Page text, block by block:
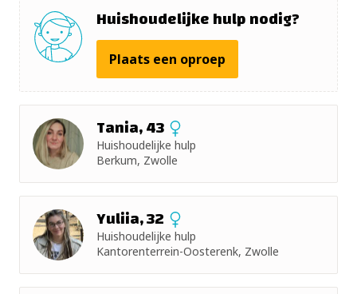
Huishoudelijke hulp nodig?
Plaats een oproep
Tania, 43
Huishoudelijke hulp
Berkum, Zwolle
Yuliia, 32
Huishoudelijke hulp
Kantorenterrein-Oosterenk, Zwolle